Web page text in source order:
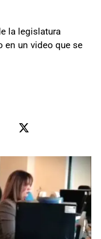
la legislatura
en un video que se